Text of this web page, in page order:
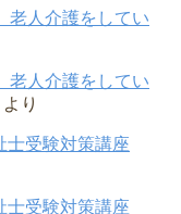
老人介護をしてい
老人介護をしてい
より
士受験対策講座
士受験対策講座